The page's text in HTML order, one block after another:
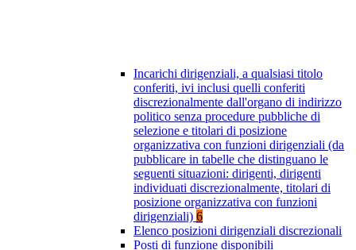
Incarichi dirigenziali, a qualsiasi titolo
conferiti, ivi inclusi quelli conferiti
discrezionalmente dall'organo di indirizzo
politico senza procedure pubbliche di
selezione e titolari di posizione
organizzativa con funzioni dirigenziali (da
pubblicare in tabelle che distinguano le
seguenti situazioni: dirigenti, dirigenti
individuati discrezionalmente, titolari di
posizione organizzativa con funzioni
dirigenziali) 6
Elenco posizioni dirigenziali discrezionali
Posti di funzione disponibili